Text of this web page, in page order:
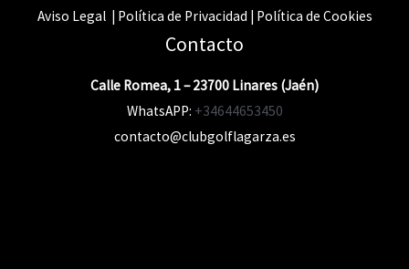
Aviso Legal | Política de Privacidad | Política de Cookies
Contacto
Calle Romea, 1 – 23700 Linares (Jaén)
WhatsAPP: +34644653450
contacto@clubgolflagarza.es